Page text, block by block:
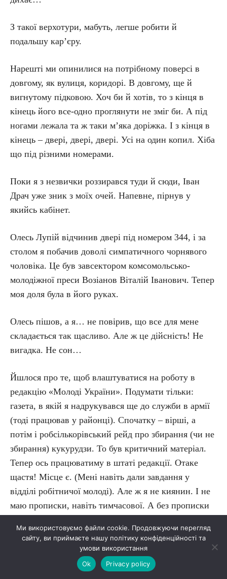
З такої верхотури, мабуть, легше робити й
подальшу кар’єру.
Нарешті ми опинилися на потрібному поверсі в
довгому, як вулиця, коридорі. В довгому, ще й
вигнутому підковою. Хоч би й хотів, то з кінця в
кінець його все-одно проглянути не зміг би. А під
ногами лежала та ж таки м’яка доріжка. І з кінця в
кінець – двері, двері, двері. Усі на один копил. Хіба
що під різними номерами.
Поки я з незвички роззирався туди й сюди, Іван
Драч уже зник з моїх очей. Напевне, пірнув у
якийсь кабінет.
Олесь Лупій відчинив двері під номером 344, і за
столом я побачив доволі симпатичного чорнявого
чоловіка. Це був завсектором комсомольсько-
молодіжної преси Возіанов Віталій Іванович. Тепер
моя доля була в його руках.
Олесь пішов, а я… не повірив, що все для мене
складається так щасливо. Але ж це дійсність! Не
вигадка. Не сон…
Йшлося про те, щоб влаштуватися на роботу в
редакцію «Молоді України». Подумати тільки:
газета, в якій я надрукувався ще до служби в армії
(тоді працював у районці). Спочатку – вірші, а
потім і робсількорівський рейд про збирання (чи не
збирання) кукурудзи. То був критичний матеріал.
Тепер ось працюватиму в штаті редакції. Отаке
щастя! Місце є. (Мені навіть дали завдання у
відділі робітничої молоді). Але ж я не киянин. І не
маю прописки, навіть тимчасової. А без прописки
дворушники?) працевлаштувати зась. От лихо!..
Ми використовуємо файли cookie. Продовжуючи перегляд
сайту, ви приймаєте нашу політику конфіденційності та
умови використання
Ok
Privacy policy